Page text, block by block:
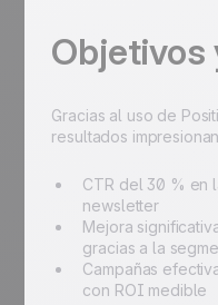
Objetivos
Gracias al uso de
resultados
CTR del 30 % en
newsletter
Mejora
gracias a la
Campañas
con ROI medible